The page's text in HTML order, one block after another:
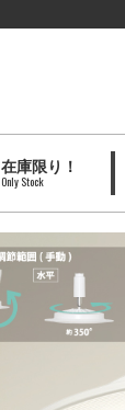
在庫限り！
Only Stock